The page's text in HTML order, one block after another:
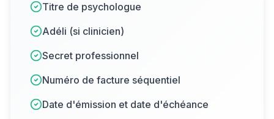
Titre de psychologue
Adéli (si clinicien)
Secret professionnel
Numéro de facture séquentiel
Date d'émission et date d'échéance